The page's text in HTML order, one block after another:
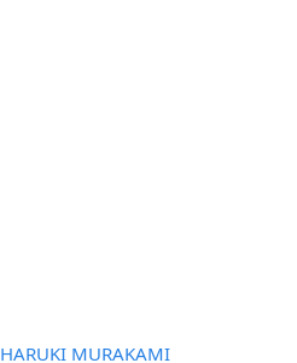
HARUKI MURAKAMI